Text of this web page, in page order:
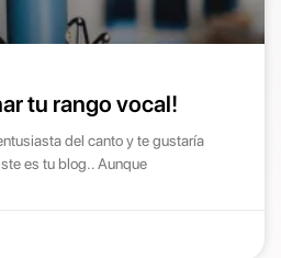
tu rango vocal!
del canto y te gustaría
es tu blog.. Aunque